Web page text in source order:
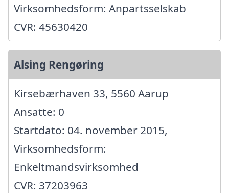
Virksomhedsform: Anpartsselskab
CVR: 45630420
Alsing Rengøring
Kirsebærhaven 33, 5560 Aarup
Ansatte: 0
Startdato: 04. november 2015,
Virksomhedsform:
Enkeltmandsvirksomhed
CVR: 37203963